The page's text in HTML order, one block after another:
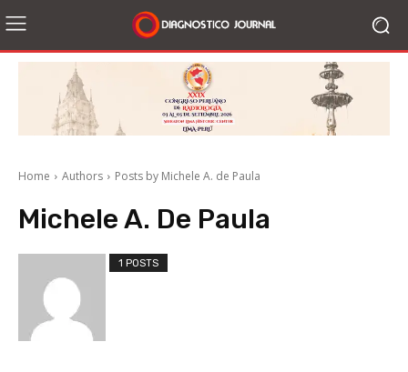
Home Authors Posts by Michele A. de Paula
Michele A. De Paula
1 POSTS